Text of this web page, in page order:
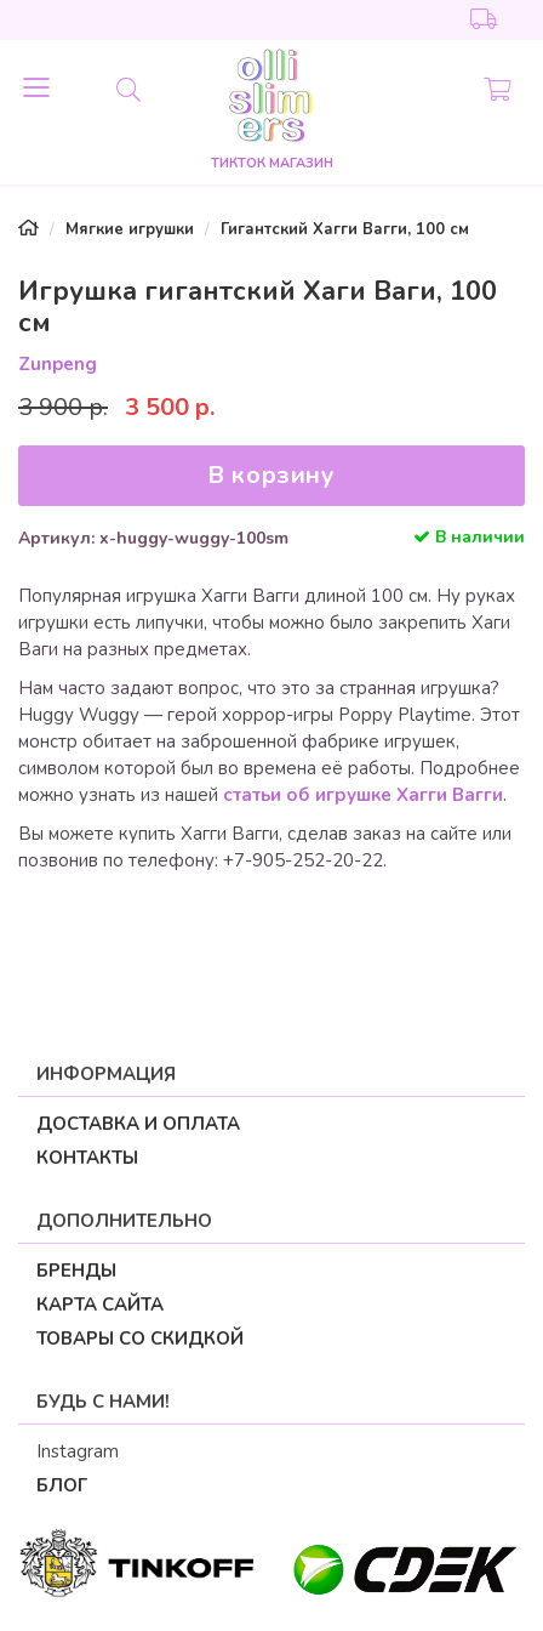
ТИКТОК МАГАЗИН
Мягкие игрушки Гигантский Хагги Вагги, 100 см
Игрушка гигантский Хаги Ваги, 100
см
Zunpeng
3 900 р. 3 500 р.
В корзину
В наличии
Артикул: x-huggy-wuggy-100sm
Популярная игрушка Хагги Вагги длиной 100 см. Ну руках
игрушки есть липучки, чтобы можно было закрепить Хаги
Ваги на разных предметах.
Нам часто задают вопрос, что это за странная игрушка?
Huggy Wuggy — герой хоррор-игры Poppy Playtime. Этот
монстр обитает на заброшенной фабрике игрушек,
символом которой был во времена её работы. Подробнее
можно узнать из нашей статьи об игрушке Хагги Вагги.
Вы можете купить Хагги Вагги, сделав заказ на сайте или
позвонив по телефону: +7-905-252-20-22.
ИНФОРМАЦИЯ
ДОСТАВКА И ОПЛАТА
КОНТАКТЫ
ДОПОЛНИТЕЛЬНО
БРЕНДЫ
КАРТА САЙТА
ТОВАРЫ СО СКИДКОЙ
БУДЬ С НАМИ!
Instagram
БЛОГ